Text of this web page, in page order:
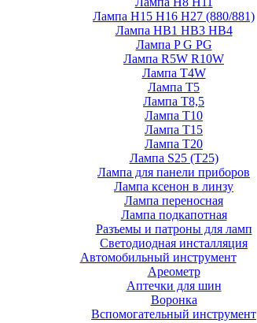
Лампа H15 H16 H27 (880/881)
Лампа HB1 HB3 HB4
Лампа P G PG
Лампа R5W R10W
Лампа T4W
Лампа T5
Лампа T8,5
Лампа T10
Лампа T15
Лампа T20
Лампа S25 (T25)
Лампа для панели приборов
Лампа ксенон в линзу
Лампа переносная
Лампа подкапотная
Разъемы и патроны для ламп
Светодиодная инсталляция
Автомобильный инструмент
Ареометр
Аптечки для шин
Воронка
Вспомогательный инструмент